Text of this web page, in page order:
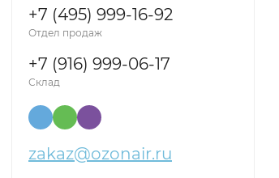
+7 (495) 999-16-92
Отдел продаж
+7 (916) 999-06-17
Склад
zakaz@ozonair.ru